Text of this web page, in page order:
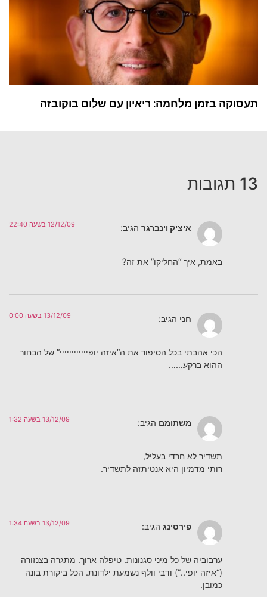
תעסוקה בזמן מלחמה: ריאיון עם שלום בוקובזה
13 תגובות
איציק וינברגר הגיב: 12/12/09 בשעה 22:40
באמת, איך “החליקו” את זה?
חני הגיב: 13/12/09 בשעה 0:00
הכי אהבתי בכל הסיפור את ה”איזה יופיייייייייייי” של הבחור
ההוא ברקע……
משתומם הגיב: 13/12/09 בשעה 1:32
תשדיר לא חרדי בעליל,
רותי מדמיון היא אנטיתזה לתשדיר.
פירסינג הגיב: 13/12/09 בשעה 1:34
ערבוביה של כל מיני סגנונות. טיפלה ארוך. מתגרה בצנזורה
(“איזה יופי..”) ודבי וולף נשמעת ילדונת. הכל ביקורת בונה
כמובן.